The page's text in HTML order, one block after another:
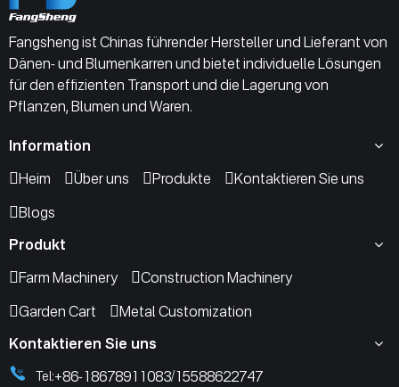
Fangsheng ist Chinas führender Hersteller und Lieferant von
Dänen- und Blumenkarren und bietet individuelle Lösungen
für den effizienten Transport und die Lagerung von
Pflanzen, Blumen und Waren.
Information
Heim
Über uns Produkte
Kontaktieren Sie uns
Blogs
Produkt
Farm Machinery
Construction Machinery
Garden Cart
Metal Customization
Kontaktieren Sie uns
Tel:+86-18678911083/15588622747